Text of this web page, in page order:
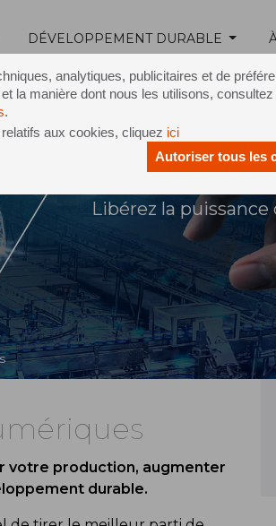
analytiques, publicitaires et de
la manière dont nous les utilisons, consultez
.
aux cookies, cliquez ici
Autoriser tous les
DÉVELOPPEMENT DURABLE
Libérez la puissance
votre production, augmenter
durable.